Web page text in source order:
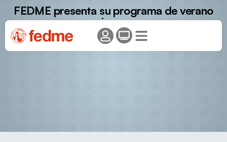
FEDME presenta su programa de verano
joven